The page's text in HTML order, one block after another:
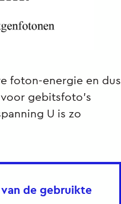
foton-energie en dus
gebitsfoto’s
U is zo
de gebruikte